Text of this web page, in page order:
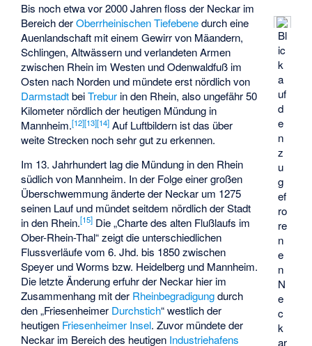
Bl
ic
k
a
uf
d
e
n
z
u
g
ef
ro
re
n
e
n
N
e
c
k
ar
Bis noch etwa vor 2000 Jahren floss der Neckar im
Bereich derOberrheinischen Tiefebenedurch eine
Auenlandschaft mit einem Gewirr von Mäandern,
Schlingen, Altwässern und verlandeten Armen
zwischen Rhein im Westen und Odenwaldfuß im
Osten nach Norden und mündete erst nördlich von
DarmstadtbeiTrebur in den Rhein, also ungefähr 50
Kilometer nördlich der heutigen Mündung in
Mannheim.[12][13][14] Auf Luftbildern ist das über
weite Strecken noch sehr gut zu erkennen.
Im 13. Jahrhundert lag die Mündung in den Rhein
südlich von Mannheim. In der Folge einer großen
Überschwemmung änderte der Neckar um 1275
seinen Lauf und mündet seitdem nördlich der Stadt
in den Rhein.[15] Die„Charte des alten Flußlaufs im
Ober-Rhein-Thal“zeigt die unterschiedlichen
Flussverläufe vom 6. Jhd. bis 1850 zwischen
Speyer und Worms bzw. Heidelberg und Mannheim.
Die letzte Änderung erfuhr der Neckar hier im
Zusammenhang mit der Rheinbegradigungdurch
den „Friesenheimer Durchstich“ westlich der
heutigen Friesenheimer Insel. Zuvor mündete der
Neckar im Bereich des heutigen Industriehafens